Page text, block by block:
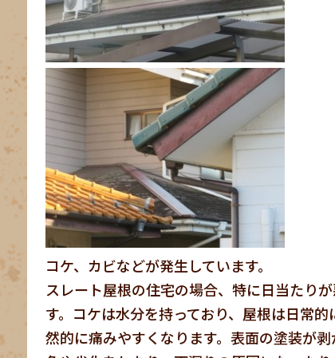
コケ、カビなどが発生しています。
スレート屋根の住宅の場合、特に日当たり
す。コケは水分を持っており、屋根は日常
然的に痛みやすくなります。表面の塗装が